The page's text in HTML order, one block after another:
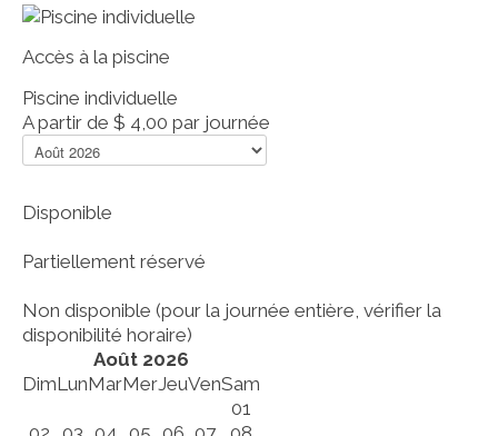
Accès à la piscine
Piscine individuelle
A partir de $ 4,00 par journée
Disponible
Partiellement réservé
Non disponible (pour la journée entière, vérifier la
disponibilité horaire)
Août 2026
DimLunMarMerJeuVenSam
01